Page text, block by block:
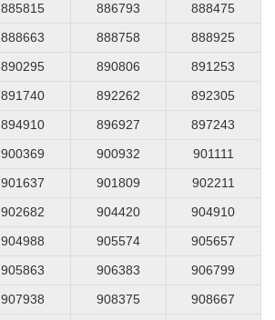
885815 886793
888475
888663 888758
888925
890295 890806
891253
891740 892262
892305
894910 896927
897243
900369 900932
901111
901637 901809
902211
902682 904420
904910
904988 905574
905657
905863 906383
906799
907938 908375
908667